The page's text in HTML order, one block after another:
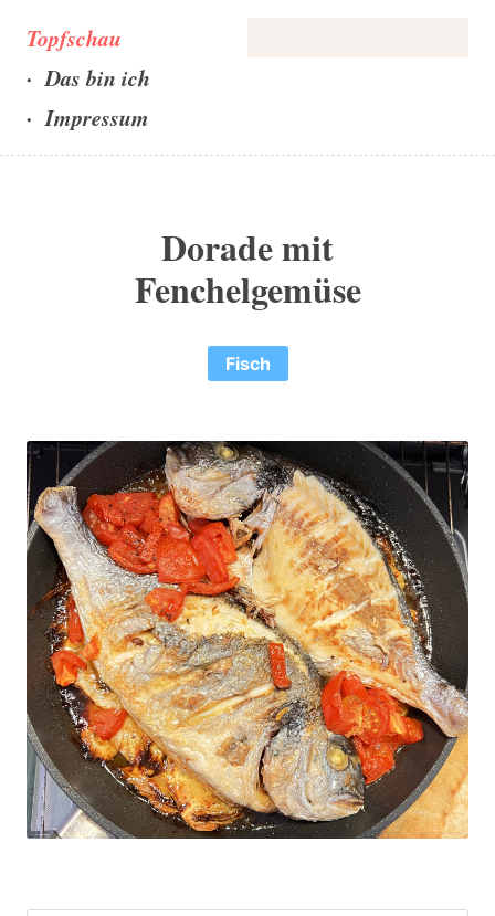
Topfschau
Das bin ich
Impressum
Dorade mit
Fenchelgemüse
Fisch